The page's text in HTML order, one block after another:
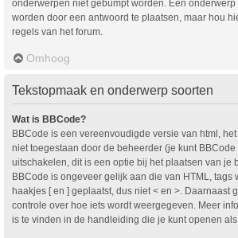
onderwerpen niet gebumpt worden. Een
worden door een antwoord te plaatsen, maar hou
regels van het forum.
Omhoog
Tekstopmaak en onderwerp soorten
Wat is BBCode?
BBCode is een vereenvoudigde versie van html,
niet toegestaan door de beheerder (je kunt
uitschakelen, dit is een optie bij het plaatsen van je
BBCode is ongeveer gelijk aan die van HTML, tags
haakjes [ en ] geplaatst, dus niet < en >. Daarnaast
controle over hoe iets wordt weergegeven. Meer
is te vinden in de handleiding die je kunt openen